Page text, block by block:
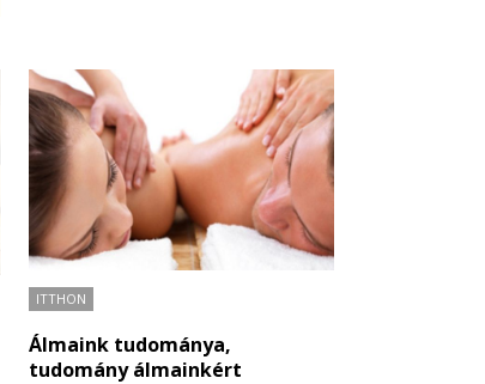
ITTHON
Álmaink tudománya,
tudomány álmainkért